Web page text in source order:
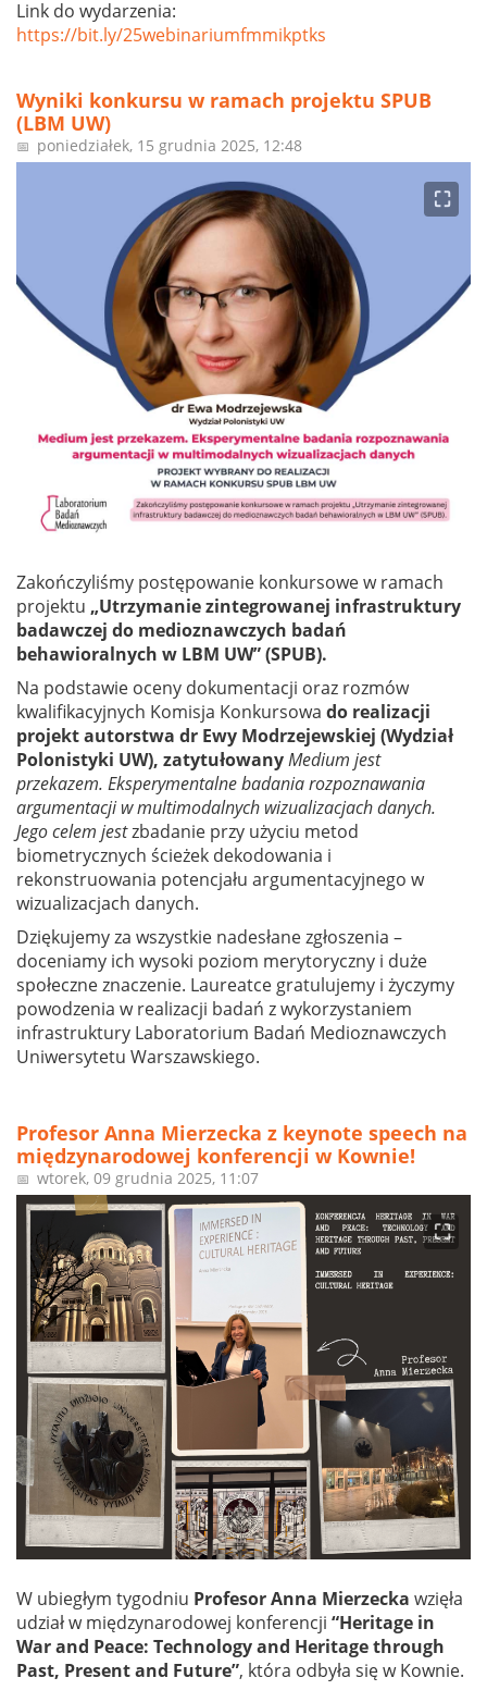
Link do wydarzenia:
https://bit.ly/25webinariumfmmikptks
Wyniki konkursu w ramach projektu SPUB
(LBM UW)
📅 poniedziałek, 15 grudnia 2025, 12:48
⛶
Zakończyliśmy postępowanie konkursowe w ramach
projektu „Utrzymanie zintegrowanej infrastruktury
badawczej do medioznawczych badań
behawioralnych w LBM UW” (SPUB).
Na podstawie oceny dokumentacji oraz rozmów
kwalifikacyjnych Komisja Konkursowa do realizacji
projekt autorstwa dr Ewy Modrzejewskiej (Wydział
Polonistyki UW), zatytułowanyMedium jest
przekazem. Eksperymentalne badania rozpoznawania
argumentacji w multimodalnych wizualizacjach danych.
Jego celem jestzbadanie przy użyciu metod
biometrycznych ścieżek dekodowania i
rekonstruowania potencjału argumentacyjnego w
wizualizacjach danych.
Dziękujemy za wszystkie nadesłane zgłoszenia –
doceniamy ich wysoki poziom merytoryczny i duże
społeczne znaczenie. Laureatce gratulujemy i życzymy
powodzenia w realizacji badań z wykorzystaniem
infrastruktury Laboratorium Badań Medioznawczych
Uniwersytetu Warszawskiego.
Profesor Anna Mierzecka z keynote speech na
międzynarodowej konferencji w Kownie!
📅 wtorek, 09 grudnia 2025, 11:07
⛶
W ubiegłym tygodniu Profesor Anna Mierzecka wzięła
udział w międzynarodowej konferencji “Heritage in
War and Peace: Technology and Heritage through
Past, Present and Future”, która odbyła się w Kownie.